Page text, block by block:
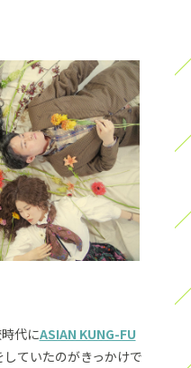
代にASIAN KUNG-FU
ていたのがきっかけで